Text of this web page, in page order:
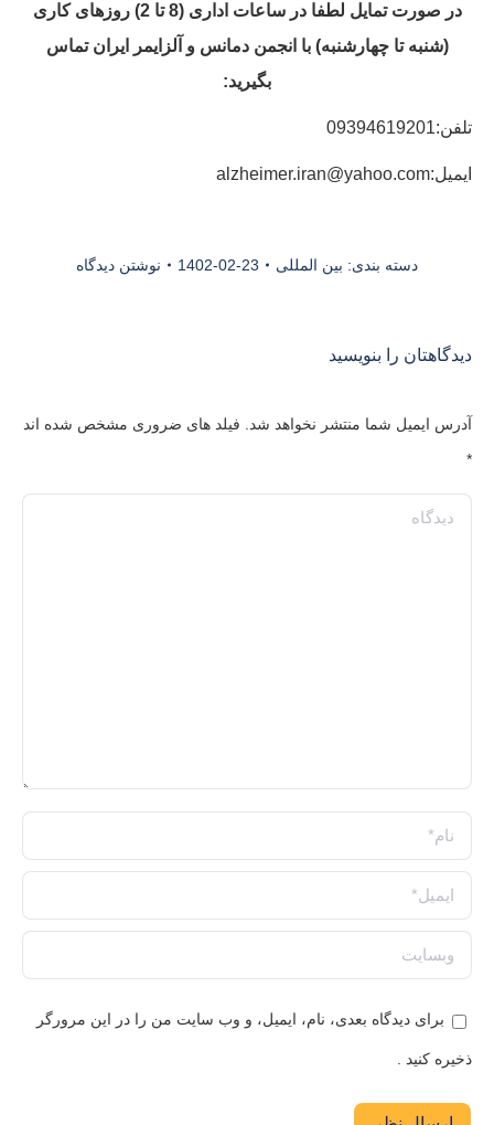
در صورت تمایل لطفا در ساعات اداری (8 تا 2) روزهای کاری
(شنبه تا چهارشنبه) با انجمن دمانس و آلزایمر ایران تماس
بگیرید:
تلفن:09394619201
ایمیل:alzheimer.iran@yahoo.com
دسته بندی: بین المللی 1402-02-23 نوشتن دیدگاه
دیدگاهتان را بنویسید
آدرس ایمیل شما منتشر نخواهد شد. فیلد های ضروری مشخص شده اند
*
دیدگاه
نام *
ایمیل *
وبسایت
برای دیدگاه بعدی، نام، ایمیل، و وب سایت من را در این مرورگر
ذخیره کنید .